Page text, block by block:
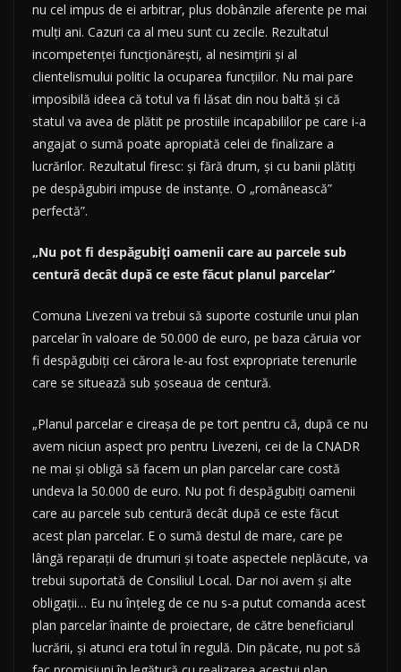
nu cel impus de ei arbitrar, plus dobânzile aferente pe mai
mulți ani. Cazuri ca al meu sunt cu zecile. Rezultatul
incompetenței funcționărești, al nesimțirii și al
clientelismului politic la ocuparea funcțiilor. Nu mai pare
imposibilă ideea că totul va fi lăsat din nou baltă și că
statul va avea de plătit pe prostiile incapabililor pe care i-a
angajat o sumă poate apropiată celei de finalizare a
lucrărilor. Rezultatul firesc: și fără drum, și cu banii plătiți
pe despăgubiri impuse de instanțe. O „românească”
perfectă”.
„Nu pot fi despăgubiţi oamenii care au parcele sub
centură decât după ce este făcut planul parcelar”
Comuna Livezeni va trebui să suporte costurile unui plan
parcelar în valoare de 50.000 de euro, pe baza căruia vor
fi despăgubiţi cei cărora le-au fost expropriate terenurile
care se situează sub şoseaua de centură.
„Planul parcelar e cireaşa de pe tort pentru că, după ce nu
avem niciun aspect pro pentru Livezeni, cei de la CNADR
ne mai şi obligă să facem un plan parcelar care costă
undeva la 50.000 de euro. Nu pot fi despăgubiţi oamenii
care au parcele sub centură decât după ce este făcut
acest plan parcelar. E o sumă destul de mare, care pe
lângă reparaţii de drumuri şi toate aspectele neplăcute, va
trebui suportată de Consiliul Local. Dar noi avem şi alte
obligaţii… Eu nu înţeleg de ce nu s-a putut comanda acest
plan parcelar înainte de proiectare, de către beneficiarul
lucrării, şi atunci era totul în regulă. Din păcate, nu pot să